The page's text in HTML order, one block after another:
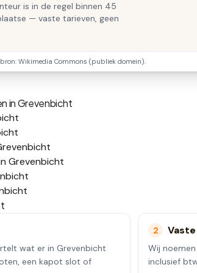
is in de regel binnen 45
— vaste tarieven, geen
Wikimedia Commons (publiek domein).
inGrevenbicht
Grevenbicht
wat er in Grevenbicht
een kapot slot of
2
Wij
inclusief